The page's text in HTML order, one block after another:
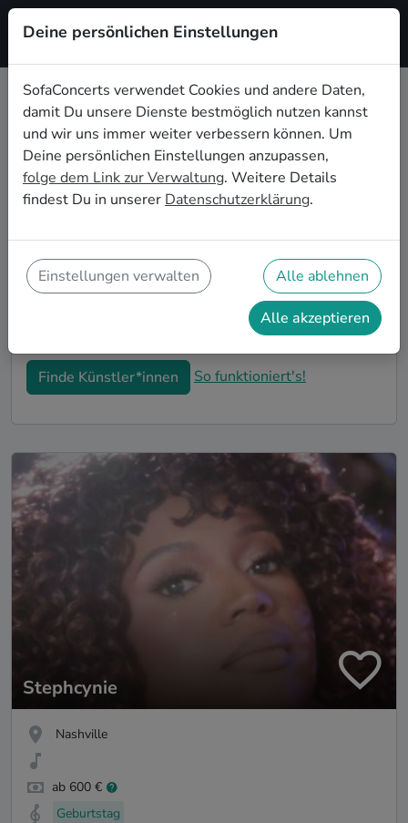
Registrieren
Lounge Live-Musik für den 30.
Geburtstag in Nashville
Schon wieder ist ein Jahrzehnt vergangen und Dein
nächster runder Geburtstag steht an? Ein Konzert ist
auf eine ganz besondere Art und Weise zu feiern. Ob
kleine Gartenparty oder Feier mit der ganzen
Nachbarschaft: Auf SofaConcerts findest Du tolle
Lounge Live-Acts, die perfekt zu Deiner 30.
Geburtstagsfeier in Nashville passen.
Finde Künstler*innen So funktioniert's!
Stephcynie
Nashville
ab 600 €
Geburtstag
Deine persönlichen Einstellungen
SofaConcerts verwendet Cookies und andere Daten,
damit Du unsere Dienste bestmöglich nutzen kannst
und wir uns immer weiter verbessern können. Um
Deine persönlichen Einstellungen anzupassen,
folge dem Link zur Verwaltung. Weitere Details
findest Du in unserer Datenschutzerklärung.
Einstellungen verwalten Alle ablehnen
Alle akzeptieren